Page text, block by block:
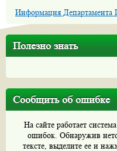
Информация
Полезно знать
Сообщить об ошибке
На сайте работает
ошибок. Обнаружив
тексте, выделите ее и